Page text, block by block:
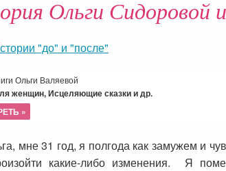
Ольги Сидоровой
"до" и "после"
Ольги Валяевой
женщин, Исцеляющие сказки и др.
»
мне 31 год, я полгода как замужем и
какие-либо изменения. Я